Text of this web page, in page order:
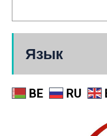
Язык
BE RU